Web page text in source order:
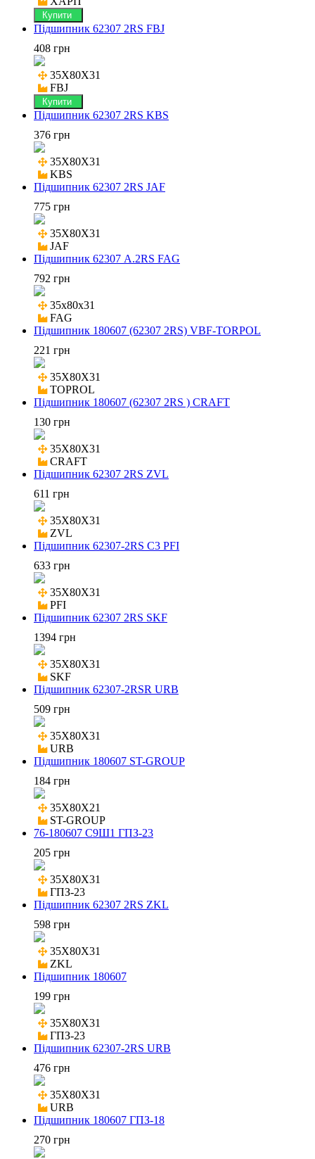
Купити
Підшипник 62307 2RS FBJ
408 грн
35X80X31
FBJ
Купити
Підшипник 62307 2RS KBS
376 грн
35X80X31
KBS
Підшипник 62307 2RS JAF
775 грн
35X80X31
JAF
Підшипник 62307 A.2RS FAG
792 грн
35x80x31
FAG
Підшипник 180607 (62307 2RS) VBF-TORPOL
221 грн
35X80X31
TOPROL
Підшипник 180607 (62307 2RS ) CRAFT
130 грн
35X80X31
CRAFT
Підшипник 62307 2RS ZVL
611 грн
35X80X31
ZVL
Підшипник 62307-2RS C3 PFI
633 грн
35X80X31
PFI
Підшипник 62307 2RS SKF
1394 грн
35X80X31
SKF
Підшипник 62307-2RSR URB
509 грн
35X80X31
URB
Підшипник 180607 ST-GROUP
184 грн
35X80X21
ST-GROUP
76-180607 С9Ш1 ГПЗ-23
205 грн
35X80X31
ГПЗ-23
Підшипник 62307 2RS ZKL
598 грн
35X80X31
ZKL
Підшипник 180607
199 грн
35X80X31
ГПЗ-23
Підшипник 62307-2RS URB
476 грн
35X80X31
URB
Підшипник 180607 ГПЗ-18
270 грн